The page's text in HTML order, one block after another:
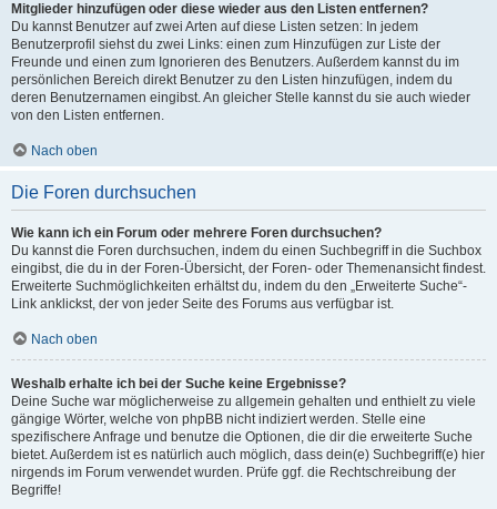
Mitglieder hinzufügen oder diese wieder aus den Listen entfernen?
Du kannst Benutzer auf zwei Arten auf diese Listen setzen: In jedem
Benutzerprofil siehst du zwei Links: einen zum Hinzufügen zur Liste der
Freunde und einen zum Ignorieren des Benutzers. Außerdem kannst du im
persönlichen Bereich direkt Benutzer zu den Listen hinzufügen, indem du
deren Benutzernamen eingibst. An gleicher Stelle kannst du sie auch wieder
von den Listen entfernen.
Nach oben
Die Foren durchsuchen
Wie kann ich ein Forum oder mehrere Foren durchsuchen?
Du kannst die Foren durchsuchen, indem du einen Suchbegriff in die Suchbox
eingibst, die du in der Foren-Übersicht, der Foren- oder Themenansicht findest.
Erweiterte Suchmöglichkeiten erhältst du, indem du den „Erweiterte Suche“-
Link anklickst, der von jeder Seite des Forums aus verfügbar ist.
Nach oben
Weshalb erhalte ich bei der Suche keine Ergebnisse?
Deine Suche war möglicherweise zu allgemein gehalten und enthielt zu viele
gängige Wörter, welche von phpBB nicht indiziert werden. Stelle eine
spezifischere Anfrage und benutze die Optionen, die dir die erweiterte Suche
bietet. Außerdem ist es natürlich auch möglich, dass dein(e) Suchbegriff(e) hier
nirgends im Forum verwendet wurden. Prüfe ggf. die Rechtschreibung der
Begriffe!